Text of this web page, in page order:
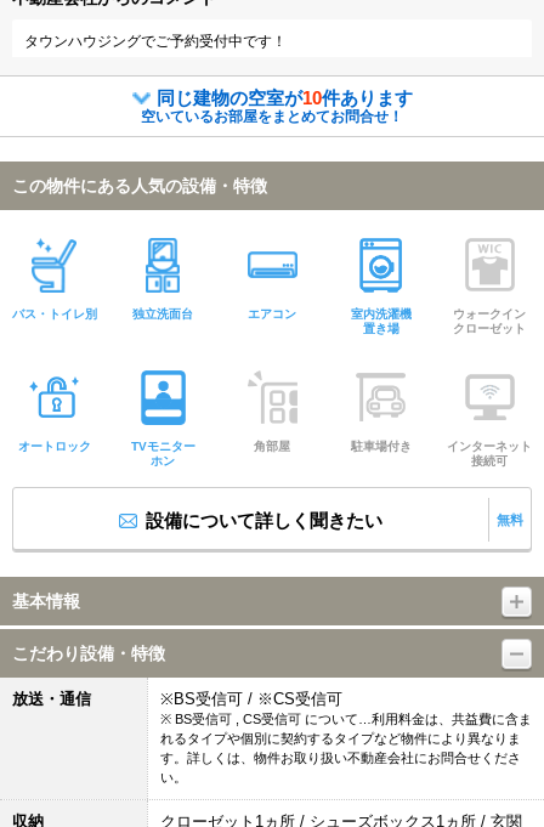
タウンハウジングでご予約受付中です！
同じ建物の空室が10件あります
空いているお部屋をまとめてお問合せ！
この物件にある人気の設備・特徴
バス・トイレ別 独立洗面台 エアコン
室内洗濯機
置き場
ウォークイン
クローゼット
オートロック
TVモニター
ホン
角部屋 駐車場付き
インターネット
接続可
設備について詳しく聞きたい 無料
基本情報
こだわり設備・特徴
放送・通信 ※BS受信可 / ※CS受信可
※ BS受信可 , CS受信可 について…利用料金は、共益費に含ま
れるタイプや個別に契約するタイプなど物件により異なりま
す。詳しくは、物件お取り扱い不動産会社にお問合せくださ
い。
収納
クローゼット1ヵ所 / シューズボックス1ヵ所 / 玄関